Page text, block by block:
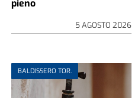
pieno
5 AGOSTO 2026
BALDISSERO TOR.